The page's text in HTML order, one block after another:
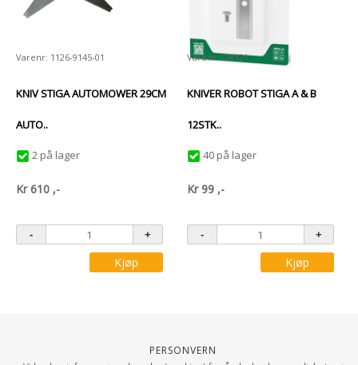
Varenr: 1126-9145-01
KNIV STIGA AUTOMOWER 29CM
AUTO..
2 på lager
Kr610 ,-
Kjøp
Varenr: GR121
KNIVER ROBOT STIGA A & B
12STK..
40 på lager
Kr 99 ,-
Kjøp
Personvern